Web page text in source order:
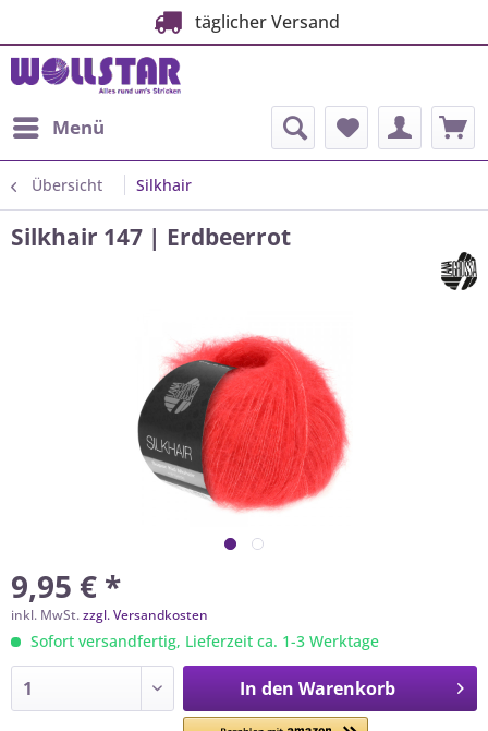
täglicher Versand
Menü
Übersicht Silkhair
Silkhair 147 | Erdbeerrot
9,95 € *
inkl. MwSt.zzgl. Versandkosten
Sofort versandfertig, Lieferzeit ca. 1-3 Werktage
In den Warenkorb